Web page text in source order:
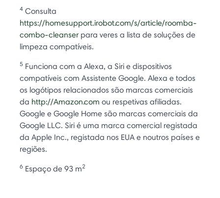
4 Consulta
https://homesupport.irobot.com/s/article/roomba-
combo-cleanser para veres a lista de soluções de
limpeza compatíveis.
5 Funciona com a Alexa, a Siri e dispositivos
compatíveis com Assistente Google. Alexa e todos
os logótipos relacionados são marcas comerciais
da http://Amazon.com ou respetivas afiliadas.
Google e Google Home são marcas comerciais da
Google LLC. Siri é uma marca comercial registada
da Apple Inc., registada nos EUA e noutros países e
regiões.
6 Espaço de 93 m2